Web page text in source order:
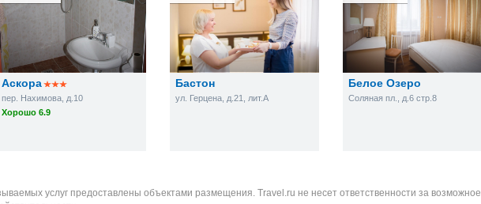
Аскора
пер. Нахимова, д.10
Хорошо 6.9
Бастон
ул. Герцена, д.21, лит.А
Белое Озеро
Соляная пл., д.6 стр.8
услуг предоставлены объектами размещения. Travel.ru не несет ответственности за возможное